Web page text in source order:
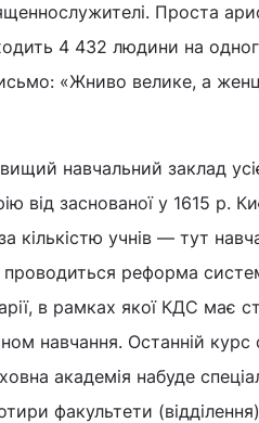
Проста
4 432 людини на
«Жниво велике, а
навчальний заклад
від заснованої у 1615 р.
кількістю учнів — тут
проводиться реформа
в рамках якої КДС має
навчання. Останній курс
академія набуде
факультети